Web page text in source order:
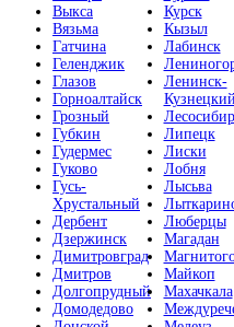
Выкса
Вязьма
Гатчина
Геленджик
Глазов
Горноалтайск
Грозный
Губкин
Гудермес
Гуково
Гусь-
Хрустальный
Дербент
Дзержинск
Димитровград
Дмитров
Долгопрудный
Домодедово
Курск
Кызыл
Лабинск
Ленинск-
Кузнецкий
Липецк
Лиски
Лобня
Лысьва
Люберцы
Магадан
Майкоп
Махачкала